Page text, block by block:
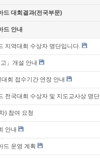
드 대회결과(전국부문)
드 안내
지역대회 수상자 명단입니다.
」개설 안내
회 접수기간 연장 안내
전국대회 수상자 및 지도교사상 명단
) 참여 요청
안내
드 운영 계획